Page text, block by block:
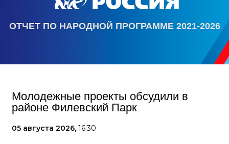
ОТЧЕТ ПО НАРОДНОЙ ПРОГРАММЕ 2021-2026
Молодежные проекты обсудили в
районе Филевский Парк
05 августа 2026, 16:30